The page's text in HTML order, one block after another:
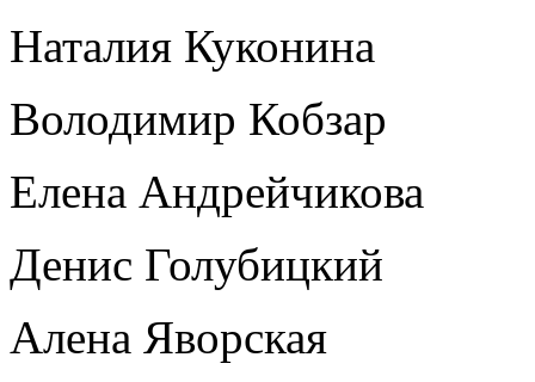
Наталия Куконина
Володимир Кобзар
Елена Андрейчикова
Денис Голубицкий
Алена Яворская